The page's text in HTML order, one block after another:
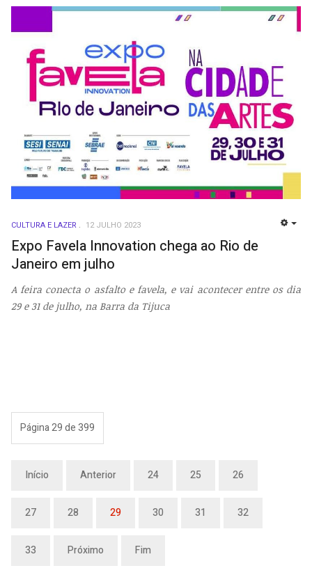
CULTURA E LAZER 12 JULHO 2023
Expo Favela Innovation chega ao Rio de
Janeiro em julho
A feira conecta o asfalto e favela, e vai acontecer entre os dia
29 e 31 de julho, na Barra da Tijuca
Página 29 de 399
Início Anterior 24 25 26
27 28 29 30 31 32
33 Próximo Fim